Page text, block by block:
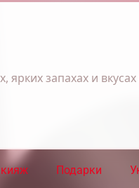
ярких запахах и
Подарки